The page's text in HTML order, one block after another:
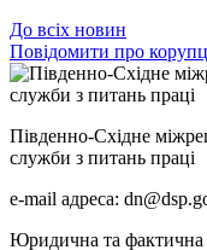
До всіх новин
Повідомити про
Південно-Східне
служби з питань праці
e-mail адреса:
Юридична та фактична